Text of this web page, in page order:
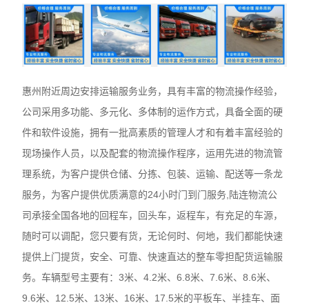
惠州附近周边安排运输服务业务，具有丰富的物流操作经验，
公司采用多功能、多元化、多体制的运作方式，具备全面的硬
件和软件设施，拥有一批高素质的管理人才和有着丰富经验的
现场操作人员，以及配套的物流操作程序，运用先进的物流管
理系统，为客户提供仓储、分拣、包装、运输、配送等一条龙
服务，为客户提供优质满意的24小时门到门服务,陆连物流公
司承接全国各地的回程车，回头车，返程车，有充足的车源，
随时可以调配，您只要有货，无论何时、何地，我们都能快速
提供上门提货，安全、可靠、快速直达的整车零担配货运输服
务。车辆型号主要有：3米、4.2米、6.8米、7.6米、8.6米、
9.6米、12.5米、13米、16米、17.5米的平板车、半挂车、面